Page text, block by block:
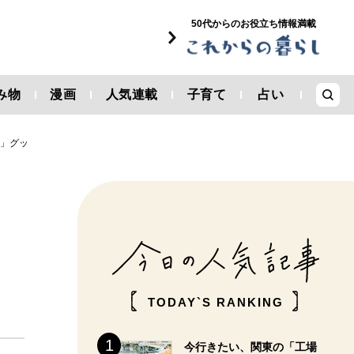
50代からのお役立ち情報満載
物 漫画 人気連載 子育て 占い
グッ
TODAY`S RANKING
今行きたい、関東の「工場